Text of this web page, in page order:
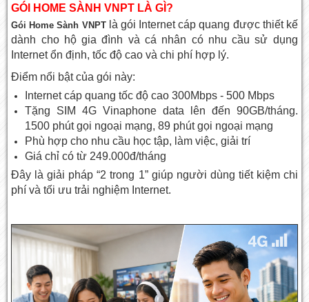
GÓI HOME SÀNH VNPT LÀ GÌ?
Gói Home Sành VNPTlà gói Internet cáp quang được thiết kế
dành cho hộ gia đình và cá nhân có nhu cầu sử dụng
Internet ổn định, tốc độ cao và chi phí hợp lý.
Điểm nổi bật của gói này:
Internet cáp quang tốc độ cao 300Mbps - 500 Mbps
Tặng SIM 4G Vinaphone data lên đến 90GB/tháng.
1500 phút gọi ngoại mạng, 89 phút gọi ngoại mạng
Phù hợp cho nhu cầu học tập, làm việc, giải trí
Giá chỉ có từ 249.000đ/tháng
Đây là giải pháp “2 trong 1” giúp người dùng tiết kiệm chi
phí và tối ưu trải nghiệm Internet.